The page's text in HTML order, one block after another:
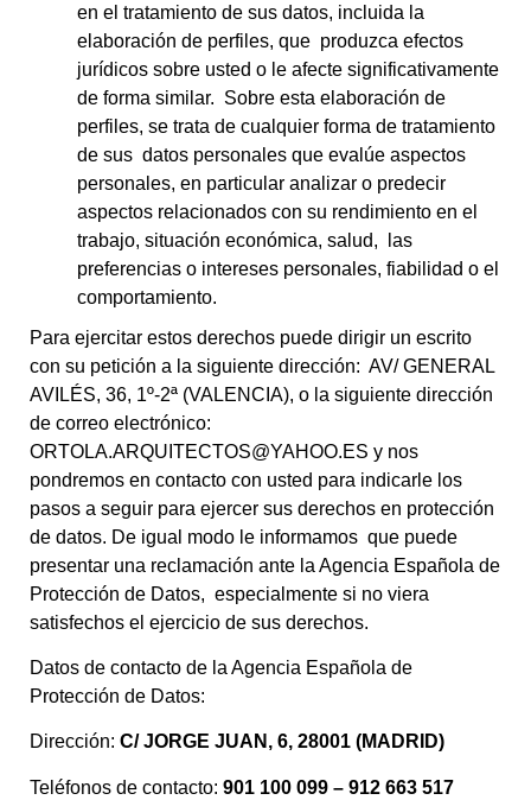
en el tratamiento de sus datos, incluida la
elaboración de perfiles, que produzca efectos
jurídicos sobre usted o le afecte significativamente
de forma similar. Sobre esta elaboración de
perfiles, se trata de cualquier forma de tratamiento
de sus datos personales que evalúe aspectos
personales, en particular analizar o predecir
aspectos relacionados con su rendimiento en el
trabajo, situación económica, salud, las
preferencias o intereses personales, fiabilidad o el
comportamiento.
Para ejercitar estos derechos puede dirigir un escrito
con su petición a la siguiente dirección: AV/ GENERAL
AVILÉS, 36, 1º-2ª (VALENCIA), o la siguiente dirección
de correo electrónico:
ORTOLA.ARQUITECTOS@YAHOO.ES y nos
pondremos en contacto con usted para indicarle los
pasos a seguir para ejercer sus derechos en protección
de datos. De igual modo le informamos que puede
presentar una reclamación ante la Agencia Española de
Protección de Datos, especialmente si no viera
satisfechos el ejercicio de sus derechos.
Datos de contacto de la Agencia Española de
Protección de Datos:
Dirección: C/ JORGE JUAN, 6, 28001 (MADRID)
Teléfonos de contacto: 901 100 099 – 912 663 517